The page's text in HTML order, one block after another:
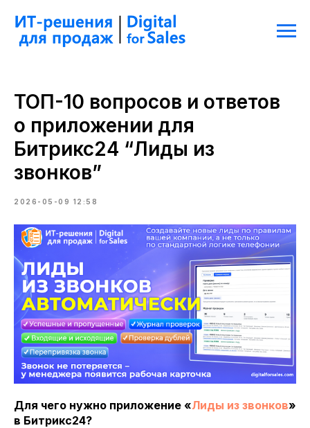
ТОП-10 вопросов и ответов
о приложении для
Битрикс24 “Лиды из
звонков”
2026-05-09 12:58
Для чего нужно приложение «Лиды из звонков»
в Битрикс24?